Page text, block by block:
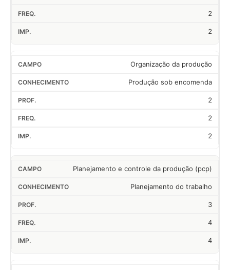
2
2
Organização da produção
Produção sob encomenda
2
2
2
Planejamento e controle da produção (pcp)
Planejamento do trabalho
3
4
4